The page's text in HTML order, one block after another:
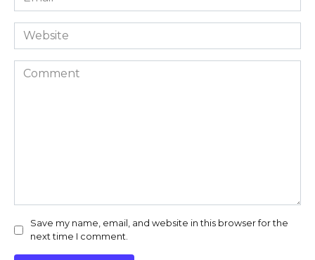
*
Website
Comment
Save my name, email, and website in this browser for the
next time I comment.